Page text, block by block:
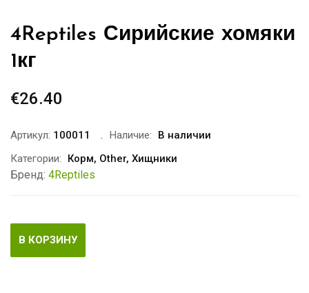
4Reptiles Сирийские хомяки
1кг
€26.40
Артикул: 100011 Наличие:
В наличии
Категории:
Корм, Other, Хищники
Бренд: 4Reptiles
В КОРЗИНУ